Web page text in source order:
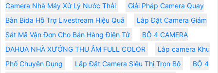
Camera Nhà Máy Xử Lý Nước Thải
Giải Pháp Camera Quay
Bàn Bida Hỗ Trợ Livestream Hiệu Quả
Lắp Đặt Camera Giám
Sát Mã Vận Đơn Cho Bán Hàng Điện Tử
BỘ 4 CAMERA
DAHUA NHÀ XƯỞNG THU ÂM FULL COLOR
Lắp camera Khu
Phố Chuyên Dụng
Lắp Đặt Camera Siêu Thị Trọn Bộ
BỘ 4